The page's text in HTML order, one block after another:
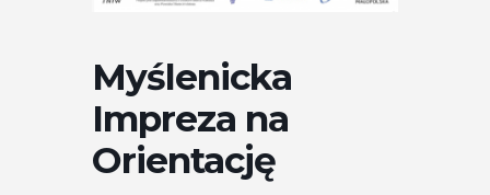
Myślenicka
Impreza na
Orientację